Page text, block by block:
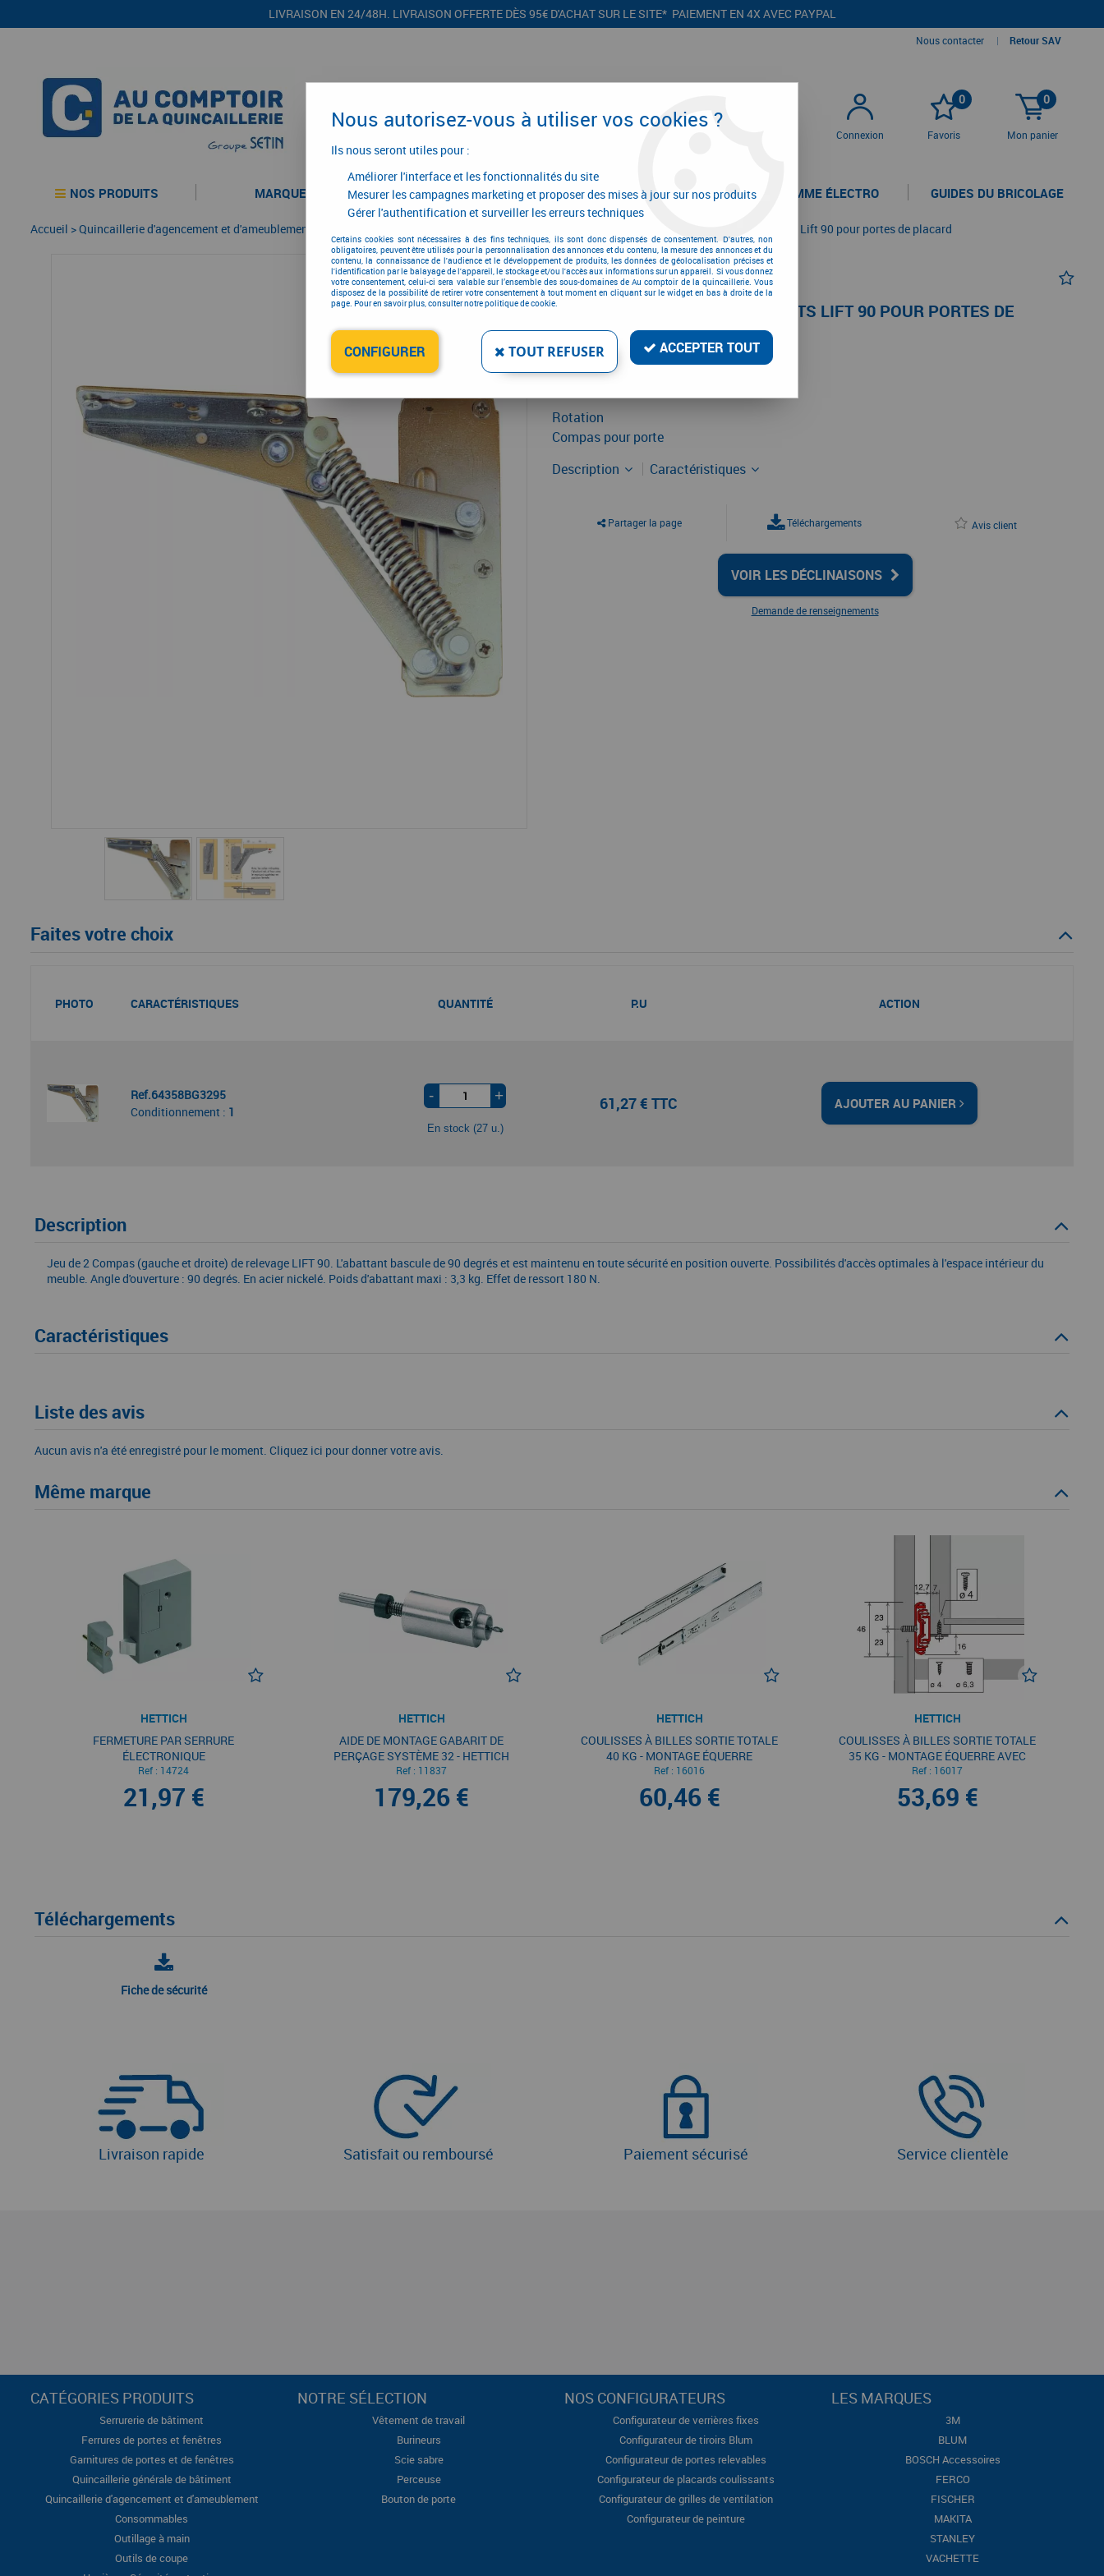
LIVRAISON EN 24/48H. LIVRAISON OFFERTE DÈS 95€ D'ACHAT SUR LE SITE* PAIEMENT EN 4X AVEC PAYPAL
Nous contacter | Retour SAV
Connexion
0
Favoris
0
Mon panier
NOS PRODUITS MARQUES CONFIGURATEURS PROMOTIONS LA GAMME ÉLECTRO GUIDES DU BRICOLAGE
Accueil >Quincaillerie d'agencement et d'ameublement Compas d'abattant à ressorts Lift 90 pour portes de placard
COMPAS D'ABATTANT À RESSORTS LIFT 90 POUR PORTES DE
PLACARD
Réf. :64358
61,27
Rotation
Compas pour porte
Description
Caractéristiques
Partager la page Téléchargements Avis client
VOIR LES DÉCLINAISONS
Demande de renseignements
Faites votre choix
PHOTO CARACTÉRISTIQUES QUANTITÉ P.U ACTION
Ref.64358BG3295
Conditionnement : 1
- +
En stock (27 u.)
61,27 € TTC AJOUTER AU PANIER
Description
Jeu de 2 Compas (gauche et droite) de relevage LIFT 90. L'abattant bascule de 90 degrés et est maintenu en toute sécurité en position ouverte. Possibilités d'accès optimales à l'espace intérieur du
meuble. Angle d'ouverture : 90 degrés. En acier nickelé. Poids d'abattant maxi : 3,3 kg. Effet de ressort 180 N.
Caractéristiques
Liste des avis
Aucun avis n'a été enregistré pour le moment. Cliquez ici pour donner votre avis.
Même marque
HETTICH
FERMETURE PAR SERRURE
ÉLECTRONIQUE
Ref : 14724
21,97 €
HETTICH
AIDE DE MONTAGE GABARIT DE
PERÇAGE SYSTÈME 32 - HETTICH
Ref : 11837
179,26 €
HETTICH
COULISSES À BILLES SORTIE TOTALE
40 KG - MONTAGE ÉQUERRE
Ref : 16016
60,46 €
HETTICH
COULISSES À BILLES SORTIE TOTALE
35 KG - MONTAGE ÉQUERRE AVEC
SILENT SYSTEM
Ref : 16017
53,69 €
Téléchargements
Fiche de sécurité
Livraison rapide Satisfait ou remboursé Paiement sécurisé Service clientèle
CATÉGORIES PRODUITS
Serrurerie de bâtiment
Ferrures de portes et fenêtres
Garnitures de portes et de fenêtres
Quincaillerie générale de bâtiment
Quincaillerie d'agencement et d'ameublement
Consommables
Outillage à main
Outils de coupe
NOTRE SÉLECTION
Vêtement de travail
Burineurs
Scie sabre
Perceuse
Bouton de porte
NOS CONFIGURATEURS
Configurateur de verrières fixes
Configurateur de tiroirs Blum
Configurateur de portes relevables
Configurateur de placards coulissants
Configurateur de grilles de ventilation
Configurateur de peinture
LES MARQUES
3M
BLUM
BOSCH Accessoires
FERCO
FISCHER
MAKITA
STANLEY
VACHETTE
Nous autorisez-vous à utiliser vos cookies ?
Ils nous seront utiles pour :
Améliorer l'interface et les fonctionnalités du site
Mesurer les campagnes marketing et proposer des mises à jour sur nos produits
Gérer l'authentification et surveiller les erreurs techniques
Certains cookies sont nécessaires à des fins techniques, ils sont donc dispensés de consentement. D'autres, non
obligatoires, peuvent être utilisés pour la personnalisation des annonces et du contenu, la mesure des annonces et du
contenu, la connaissance de l'audience et le développement de produits, les données de géolocalisation précises et
l'identification par le balayage de l'appareil, le stockage et/ou l'accès aux informations sur un appareil. Si vous donnez
votre consentement, celui-ci sera valable sur l’ensemble des sous-domaines de Au comptoir de la quincaillerie. Vous
disposez de la possibilité de retirer votre consentement à tout moment en cliquant sur le widget en bas à droite de la
page. Pour en savoir plus, consulter notre politique de cookie.
CONFIGURER TOUT REFUSER ACCEPTER TOUT